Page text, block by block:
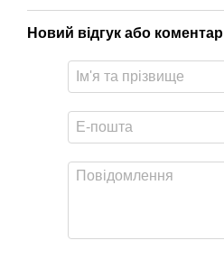
Новий відгук або коментар